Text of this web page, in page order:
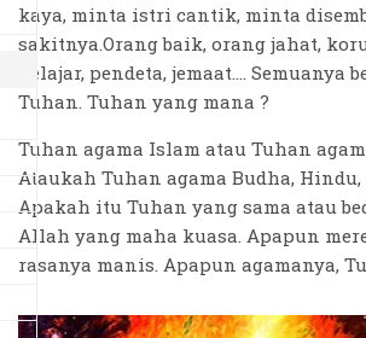
kaya, minta istri cantik, minta
sakitnya.Orang baik, orang jahat,
pelajar, pendeta, jemaat…. Semuanya
Tuhan. Tuhan yang mana ?
Tuhan agama Islam atau Tuhan
Ataukah Tuhan agama Budha, Hindu,
Apakah itu Tuhan yang sama atau
Allah yang maha kuasa. Apapun
rasanya manis. Apapun agamanya,